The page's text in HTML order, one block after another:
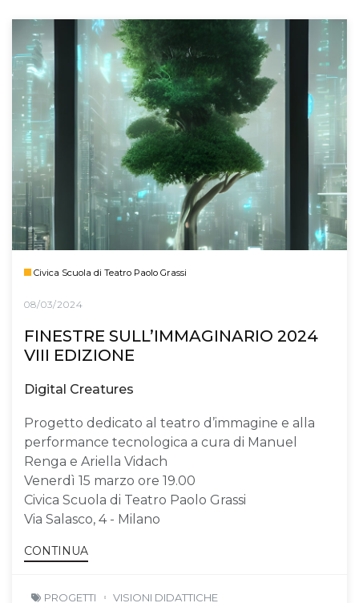
Civica Scuola di Teatro Paolo Grassi
08/03/2024
FINESTRE SULL’IMMAGINARIO 2024
VIII EDIZIONE
Digital Creatures
Progetto dedicato al teatro d’immagine e alla
performance tecnologica a cura di Manuel
Renga e Ariella Vidach
Venerdì 15 marzo ore 19.00
Civica Scuola di Teatro Paolo Grassi
Via Salasco, 4 - Milano
CONTINUA
PROGETTI VISIONI DIDATTICHE